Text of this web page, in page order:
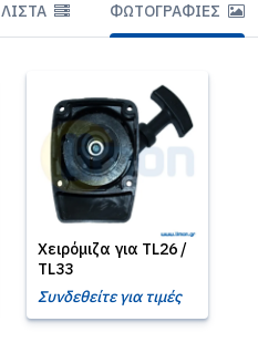
ΛΊΣΤΑ ΦΩΤΟΓΡΑΦΊΕΣ
Χειρόμιζα για TL26 /
TL33
Συνδεθείτε για τιμές